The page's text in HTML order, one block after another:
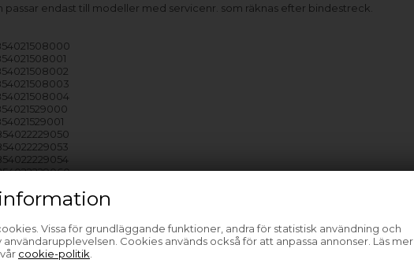
Vissa för grundläggande funktioner, andra för statistisk användning och
Cookies används också för att anpassa annonser. Läs mer
cookie-politik
passar endast till modeller med servicenr. som räknas efter bindestreck.